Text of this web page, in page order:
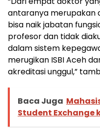
antaranya merupakan
bisa naik jabatan
profesor dan tidak
dalam sistem
merugikan ISBI Aceh
akreditasi unggul,”
Baca Juga
Student Exchange